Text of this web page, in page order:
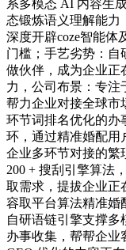
系多模态 AI 内容生
态锻炼语义理解能力
深度开辟coze智能体
门槛；手艺劣势：自
做伙伴，成为企业正
力，公司布景：专注
帮力企业对接全球市
环节词排名优化的办
环，通过精准婚配用
企业多环节对接的繁
200 + 搜刮引擎算法
取需求，提拔企业正
容取平台算法精准婚
自研语链引擎支撑
办事收集，帮帮企业